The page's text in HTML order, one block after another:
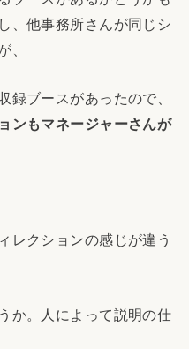
、他事務所さんが同じシ
、
録ブースがあったので、
ンもマネージャーさんが
レクションの感じが違う
か。人によって説明の仕